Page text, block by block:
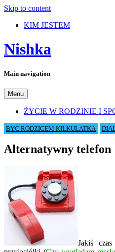
Skip to content
KIM JESTEM
Nishka
Main navigation
Menu
ŻYCIE W RODZINIE I
BYĆ RODZICEM KILKULATKA
Alternatywny telefon
Jakiś